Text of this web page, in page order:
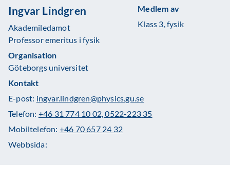
Ingvar Lindgren
Akademiledamot
Professor emeritus i fysik
Organisation
Göteborgs universitet
Medlem av
Klass 3, fysik
Kontakt
E-post: ingvar.lindgren@physics.gu.se
Telefon: +46 31 774 10 02, 0522-223 35
Mobiltelefon: +46 70 657 24 32
Webbsida: